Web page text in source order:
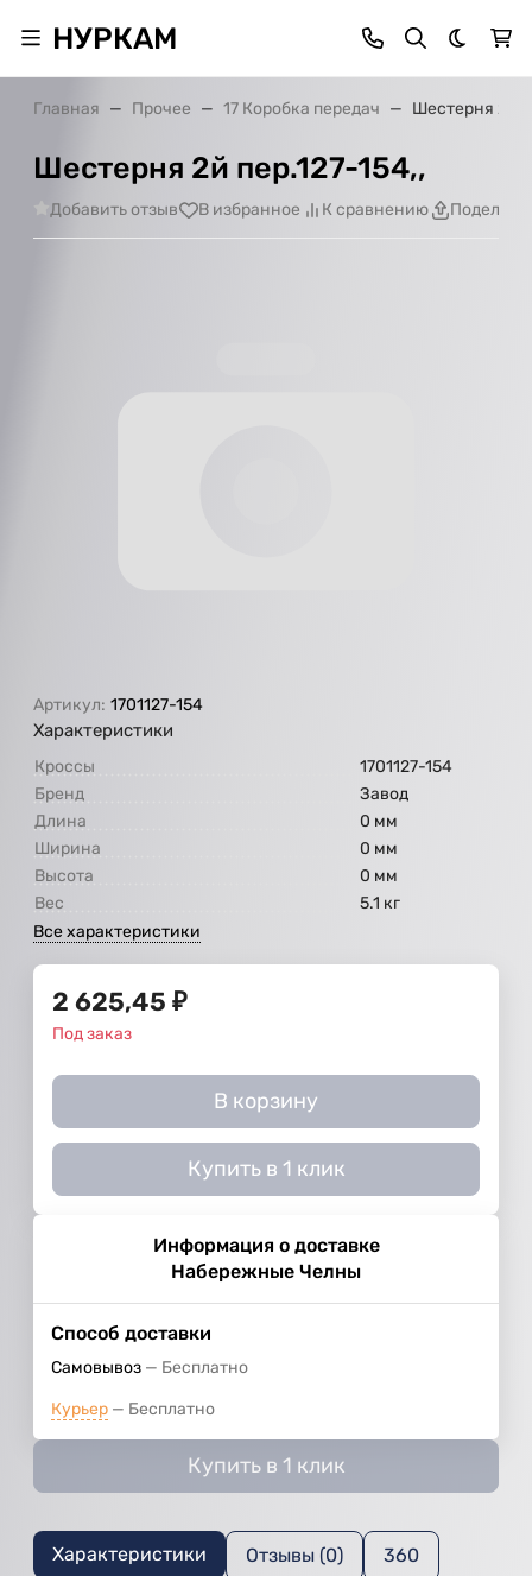
НУРКАМ Темная
Главная Прочее 17 Коробка передач Шестерня 2й
Шестерня 2й пер.127-154,,
Добавить отзыв В избранное К сравнению
Артикул: 1701127-154
Характеристики
Кроссы
1701127-154
Бренд
Завод
Длина
0 мм
Ширина
0 мм
Высота
0 мм
Вес
5.1 кг
Все характеристики
2 625,45 ₽
Под заказ
В корзину
Купить в 1 клик
Информация о доставке
Набережные Челны
Способ доставки
Самовывоз Бесплатно
Курьер Бесплатно
Купить в 1 клик
Характеристики Отзывы (0) 360